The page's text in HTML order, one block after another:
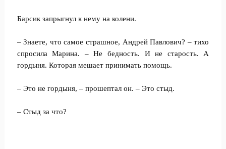
Барсик запрыгнул к нему на колени.
– Знаете, что самое страшное, Андрей Павлович? – тихо
спросила Марина. – Не бедность. И не старость. А
гордыня. Которая мешает принимать помощь.
– Это не гордыня, – прошептал он. – Это стыд.
– Стыд за что?